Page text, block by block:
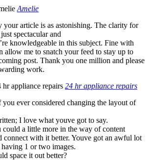
Amelie
your article is as astonishing. The clarity for
spectacular and
knowledgeable in this subject. Fine with
allow me to snatch your feed to stay up to
post. Thank you one million and please
work.
24 hr appliance repairs
ever considered changing the layout of
I love what youve got to say.
could a little more in the way of content
connect with it better. Youve got an awful lot
1 or two images.
space it out better?